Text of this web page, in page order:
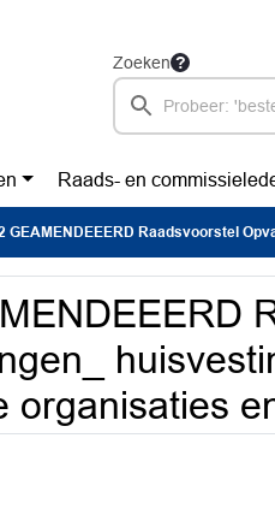
Zoeken
Raads- en
Raadsvoorstel Opvang vluchtelingen_ huisvesting van maatschappelijke
organisaties